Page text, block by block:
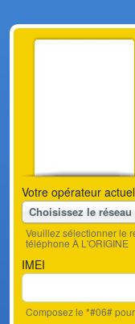
Votre opérateur
Choisissez le réseau
Veuillez sélectionner le
téléphone À L'ORIGINE
IMEI
Composez le *#06#